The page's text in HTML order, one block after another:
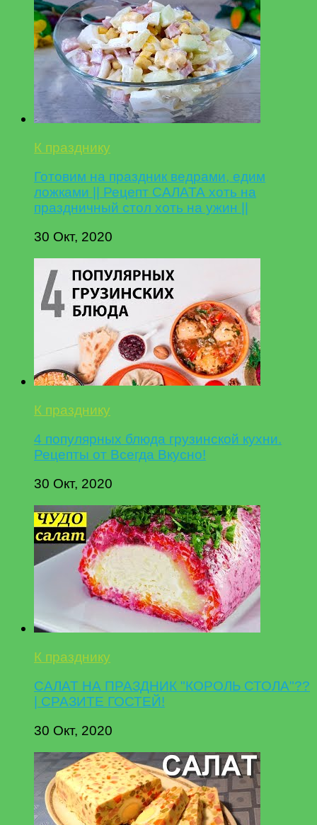
К празднику
Готовим на праздник ведрами, едим
ложками || Рецепт САЛАТА хоть на
праздничный стол хоть на ужин ||
30 Окт, 2020
К празднику
4 популярных блюда грузинской кухни.
Рецепты от Всегда Вкусно!
30 Окт, 2020
К празднику
САЛАТ НА ПРАЗДНИК "КОРОЛЬ СТОЛА"??
| СРАЗИТЕ ГОСТЕЙ!
30 Окт, 2020